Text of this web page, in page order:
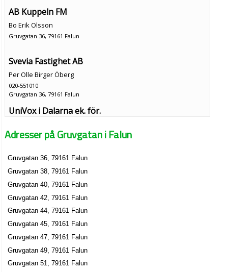
AB Kuppeln FM
Bo Erik Olsson
Gruvgatan 36, 79161 Falun
Svevia Fastighet AB
Per Olle Birger Öberg
020-551010
Gruvgatan 36, 79161 Falun
UniVox i Dalarna ek. för.
023-705550
Anera HB
023-13671
Gruvgatan 38, 79161 Falun
Kopparberget AB
Erik Daniel Söderberg
023-13671
Gruvgatan 38, 79161 Falun
M. Eriksson Byggteknik AB
Bo Magnus Eriksson
Adresser på Gruvgatan i Falun
Gruvgatan 36, 79161 Falun
Gruvgatan 38, 79161 Falun
Gruvgatan 40, 79161 Falun
Gruvgatan 42, 79161 Falun
Gruvgatan 44, 79161 Falun
Gruvgatan 45, 79161 Falun
Gruvgatan 47, 79161 Falun
Gruvgatan 49, 79161 Falun
Gruvgatan 51, 79161 Falun